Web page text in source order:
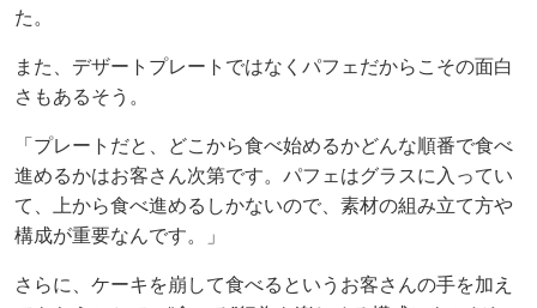
た。
また、デザートプレートではなくパフェだからこその面白
さもあるそう。
「プレートだと、どこから食べ始めるかどんな順番で食べ
進めるかはお客さん次第です。パフェはグラスに入ってい
て、上から食べ進めるしかないので、素材の組み立て方や
構成が重要なんです。」
さらに、ケーキを崩して食べるというお客さんの手を加え